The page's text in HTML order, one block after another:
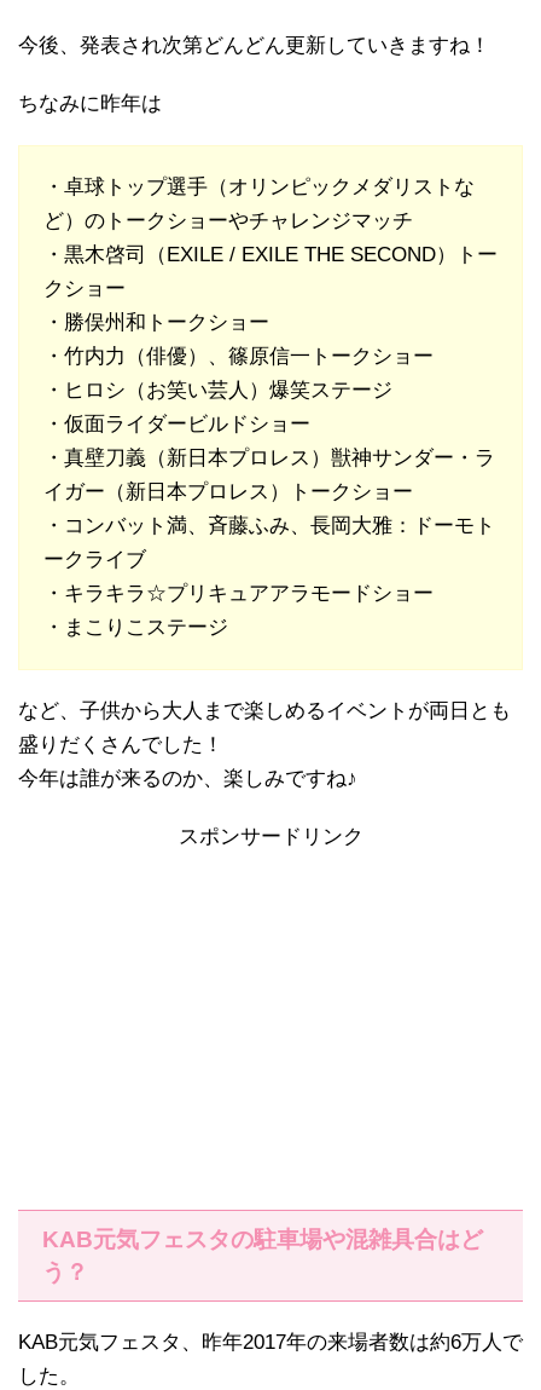
今後、発表され次第どんどん更新していきますね！
ちなみに昨年は
・卓球トップ選手（オリンピックメダリストな
ど）のトークショーやチャレンジマッチ
・黒木啓司（EXILE / EXILE THE SECOND）トー
クショー
・勝俣州和トークショー
・竹内力（俳優）、篠原信一トークショー
・ヒロシ（お笑い芸人）爆笑ステージ
・仮面ライダービルドショー
・真壁刀義（新日本プロレス）獣神サンダー・ラ
イガー（新日本プロレス）トークショー
・コンバット満、斉藤ふみ、長岡大雅：ドーモト
ークライブ
・キラキラ☆プリキュアアラモードショー
・まこりこステージ
など、子供から大人まで楽しめるイベントが両日とも
盛りだくさんでした！
今年は誰が来るのか、楽しみですね♪
スポンサードリンク
KAB元気フェスタの駐車場や混雑具合はど
う？
KAB元気フェスタ、昨年2017年の来場者数は約6万人で
した。